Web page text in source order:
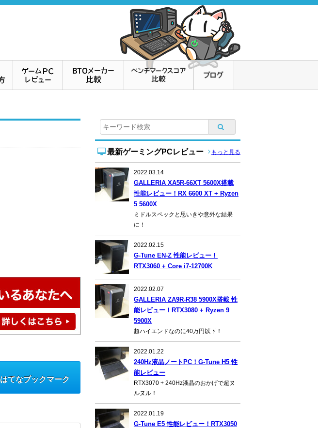
はてなブックマーク
最新ゲーミングPCレビュー もっと見る
2022.03.14
GALLERIA XA5R-66XT 5600X搭載
性能レビュー！RX 6600 XT + Ryzen
5 5600X
ミドルスペックと思いきや意外な結果
に！
2022.02.15
G-Tune EN-Z 性能レビュー！
RTX3060 + Core i7-12700K
2022.02.07
GALLERIA ZA9R-R38 5900X搭載 性
能レビュー！RTX3080 + Ryzen 9
5900X
超ハイエンドなのに40万円以下！
2022.01.22
240Hz液晶ノートPC！G-Tune H5 性
能レビュー
RTX3070 + 240Hz液晶のおかげで超ヌ
ルヌル！
2022.01.19
G-Tune E5 性能レビュー！RTX3050